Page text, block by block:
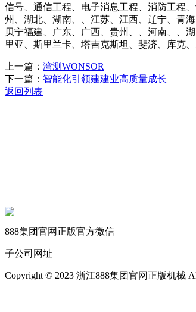
信号、通信工程、电子消息工程、消防工程
州、湖北、湖南、、江苏、江西、辽宁、青
贝宁福建、广东、广西、贵州、、河南、、
里亚、斯里兰卡、塔吉克斯坦、斐济、库克
上一篇： 湾测WONSOR
下一篇： 智能化引领建建业高质量成长
返回列表
888集团官网正版官方微信
子公司网址
Copyright © 2023 浙江888集团官网正版机械